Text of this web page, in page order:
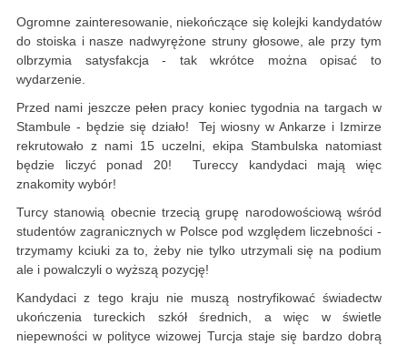
Ogromne zainteresowanie, niekończące się kolejki kandydatów
do stoiska i nasze nadwyrężone struny głosowe, ale przy tym
olbrzymia satysfakcja - tak wkrótce można opisać to
wydarzenie.
Przed nami jeszcze pełen pracy koniec tygodnia na targach w
Stambule - będzie się działo! Tej wiosny w Ankarze i Izmirze
rekrutowało z nami 15 uczelni, ekipa Stambulska natomiast
będzie liczyć ponad 20! Tureccy kandydaci mają więc
znakomity wybór!
Turcy stanowią obecnie trzecią grupę narodowościową wśród
studentów zagranicznych w Polsce pod względem liczebności -
trzymamy kciuki za to, żeby nie tylko utrzymali się na podium
ale i powalczyli o wyższą pozycję!
Kandydaci z tego kraju nie muszą nostryfikować świadectw
ukończenia tureckich szkół średnich, a więc w świetle
niepewności w polityce wizowej Turcja staje się bardzo dobrą